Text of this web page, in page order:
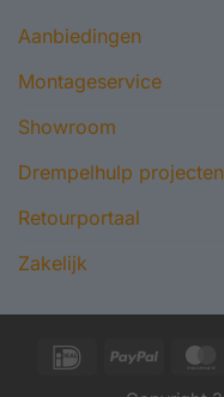
Aanbiedingen
Montageservice
Showroom
Drempelhulp projecten
Retourportaal
Zakelijk
IDeal PayPal